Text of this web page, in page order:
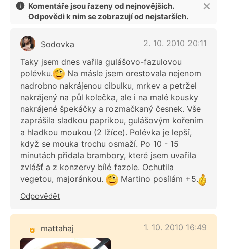
Komentáře jsou řazeny od nejnovějších.
Odpovědi k nim se zobrazují od nejstarších.
Sodovka
2. 10. 2010 20:11
Taky jsem dnes vařila gulášovo-fazulovou
polévku.
Na másle jsem orestovala nejenom
nadrobno nakrájenou cibulku, mrkev a petržel
nakrájený na půl kolečka, ale i na malé kousky
nakrájené špekáčky a rozmačkaný česnek. Vše
zaprášila sladkou paprikou, gulášovým kořením
a hladkou moukou (2 lžíce). Polévka je lepší,
když se mouka trochu osmaží. Po 10 - 15
minutách přidala brambory, které jsem uvařila
zvlášť a z konzervy bílé fazole. Ochutila
vegetou, majoránkou.
Martino posílám +5.
Odpovědět
mattahaj 1. 10. 2010 16:49